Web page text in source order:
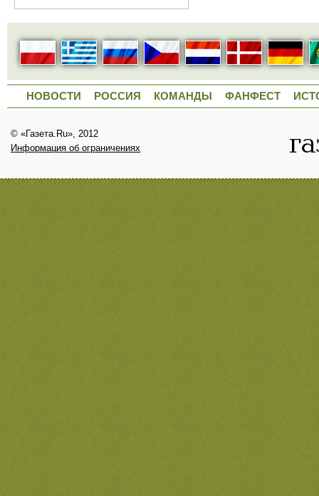
НОВОСТИ РОССИЯ КОМАНДЫ ФАНФЕСТ
© «Газета.Ru», 2012
Информация об ограничениях